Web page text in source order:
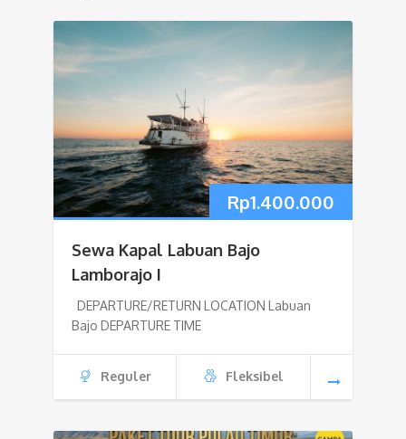
Rp1.400.000
Sewa Kapal Labuan Bajo
Lamborajo I
DEPARTURE/RETURN LOCATION Labuan
Bajo DEPARTURE TIME
Reguler Fleksibel